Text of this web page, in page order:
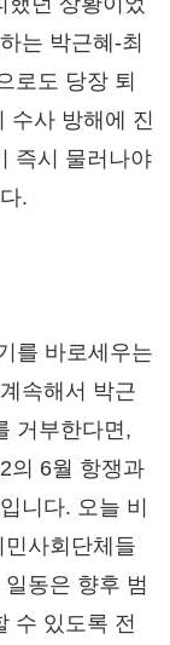
는 박근혜-최
로도 당장 퇴
수사 방해에 진
즉시 물러나야
.
를 바로세우는
속해서 박근
거부한다면,
의 6월 항쟁과
니다. 오늘 비
사회단체들
동은 향후 범
수 있도록 전